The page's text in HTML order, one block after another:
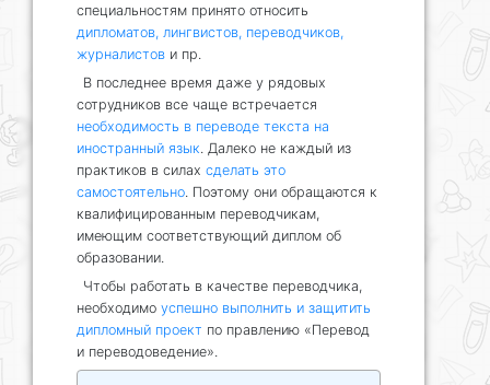
специальностям принято относить
дипломатов, лингвистов, переводчиков,
журналистов и пр.
В последнее время даже у рядовых
сотрудников все чаще встречается
необходимость в переводе текста на
иностранный язык . Далеко не каждый из
практиков в силах сделать это
самостоятельно . Поэтому они обращаются к
квалифицированным переводчикам,
имеющим соответствующий диплом об
образовании.
Чтобы работать в качестве переводчика,
необходимо успешно выполнить и защитить
дипломный проект по правлению «Перевод
и переводоведение».